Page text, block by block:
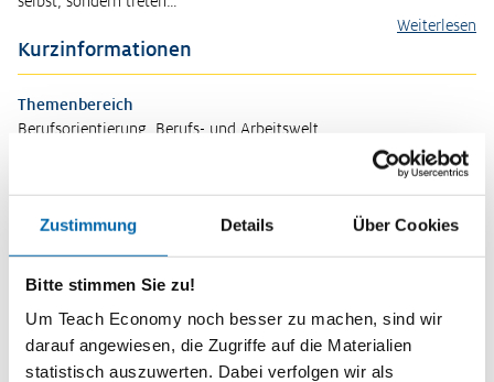
Zustimmung Details Über Cookies
Bitte stimmen Sie zu!
Um Teach Economy noch besser zu machen, sind wir
darauf angewiesen, die Zugriffe auf die Materialien
statistisch auszuwerten. Dabei verfolgen wir als
Weiterlesen
Kurzinformationen
Themenbereich
Berufsorientierung, Berufs- und Arbeitswelt
2 Unterrichtsstunden
Stufen
Sekundarstufe I
Gesamtschule 9/10
Kompetenzen
Die Schülerinnen und Schüler …